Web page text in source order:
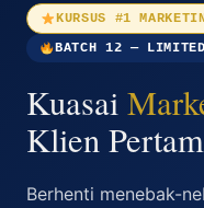
KURSUS #1
BATCH 12 — LIMITED
Kuasai
Klien
Berhenti menebak-